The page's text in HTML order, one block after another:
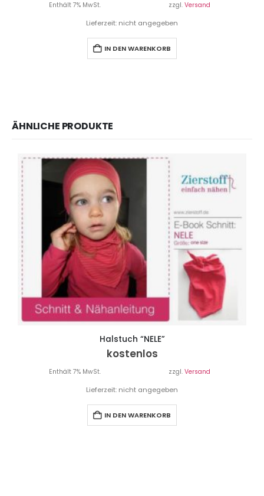
Enthält 7% MwSt. zzgl. Versand
Lieferzeit: nicht angegeben
IN DEN WARENKORB
ÄHNLICHE PRODUKTE
Halstuch “NELE”
kostenlos
Enthält 7% MwSt. zzgl. Versand
Lieferzeit: nicht angegeben
IN DEN WARENKORB